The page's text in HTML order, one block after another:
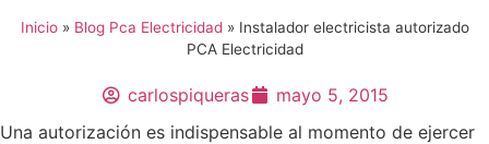
Inicio» Blog Pca Electricidad» Instalador electricista autorizado
PCA Electricidad
carlospiqueras
mayo 5, 2015
Una autorización es indispensable al momento de ejercer